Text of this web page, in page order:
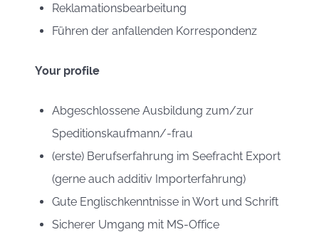
Reklamationsbearbeitung
Führen der anfallenden Korrespondenz
Your profile
Abgeschlossene Ausbildung zum/zur
Speditionskaufmann/-frau
(erste) Berufserfahrung im Seefracht Export
(gerne auch additiv Importerfahrung)
Gute Englischkenntnisse in Wort und Schrift
Sicherer Umgang mit MS-Office